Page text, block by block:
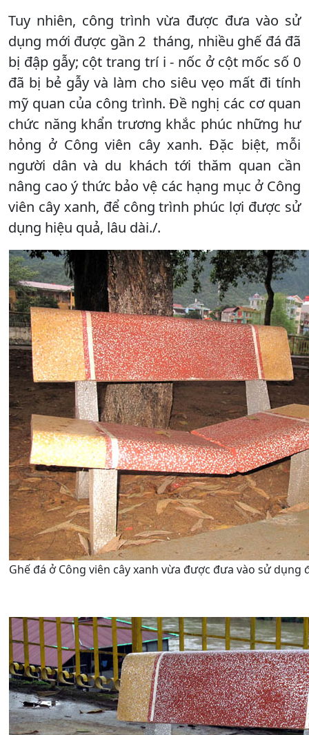
Tuy nhiên, công trình vừa được đưa vào sử
dụng mới được gần 2 tháng, nhiều ghế đá đã
bị đập gẫy; cột trang trí i - nốc ở cột mốc số 0
đã bị bẻ gẫy và làm cho siêu vẹo mất đi tính
mỹ quan của công trình. Đề nghị các cơ quan
chức năng khẩn trương khắc phúc những hư
hỏng ở Công viên cây xanh. Đặc biệt, mỗi
người dân và du khách tới thăm quan cần
nâng cao ý thức bảo vệ các hạng mục ở Công
viên cây xanh, để công trình phúc lợi được sử
dụng hiệu quả, lâu dài./.
Ghế đá ở Công viên cây xanh vừa được đưa vào sử dụng